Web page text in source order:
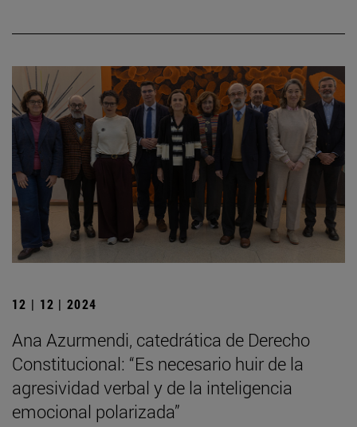
12 | 12 | 2024
Ana Azurmendi, catedrática de Derecho
Constitucional: “Es necesario huir de la
agresividad verbal y de la inteligencia
emocional polarizada”